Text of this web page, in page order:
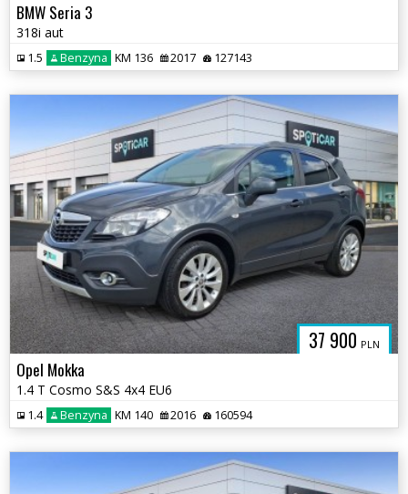
BMW Seria 3
318i aut
1.5 Benzyna KM 136 2017 127143
37 900 PLN
Opel Mokka
1.4 T Cosmo S&S 4x4 EU6
1.4 Benzyna KM 140 2016 160594
OPEL-
GDANSK.PL